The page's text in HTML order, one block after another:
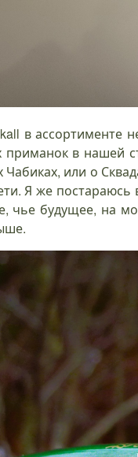
в ассортименте
приманок в нашей
или о
Я же постараюсь
чье будущее, на